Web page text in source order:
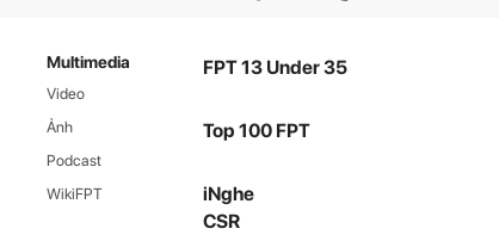
Multimedia
Video
Ảnh
Podcast
WikiFPT
FPT 13 Under 35
Top 100 FPT
iNghe
CSR